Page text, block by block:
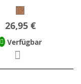
26,95 €
Verfügbar